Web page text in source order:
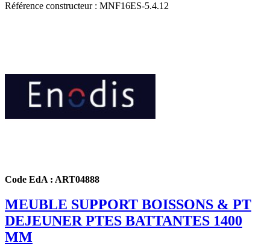
Référence constructeur : MNF16ES-5.4.12
Code EdA : ART04888
MEUBLE SUPPORT BOISSONS & PT
DEJEUNER PTES BATTANTES 1400
MM